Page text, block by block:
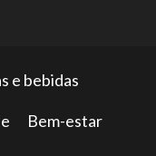
e bebidas
Bem-estar